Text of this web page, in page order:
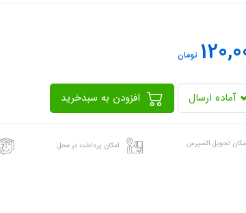
تومان
آماده ارسال
تحویل اکسپرس امکان پرداخت در محل